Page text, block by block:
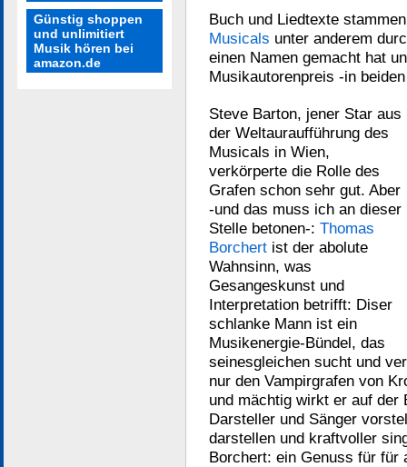
Günstig shoppen
und unlimitiert
Musik hören bei
amazon.de
Buch und Liedtexte
Musicals unter anderem
einen Namen gemacht hat
Musikautorenpreis -in
Steve Barton, jener Star aus
der Weltauraufführung des
Musicals in Wien,
verkörperte die Rolle des
Grafen schon sehr gut. Aber
-und das muss ich an dieser
Stelle betonen-: Thomas
Borchert ist der abolute
Wahnsinn, was
Gesangeskunst und
Interpretation betrifft: Diser
schlanke Mann ist ein
Musikenergie-Bündel, das
seinesgleichen sucht und
nur den Vampirgrafen von
und mächtig wirkt er auf der
Darsteller und Sänger
darstellen und kraftvoller
Borchert: ein Genuss für für